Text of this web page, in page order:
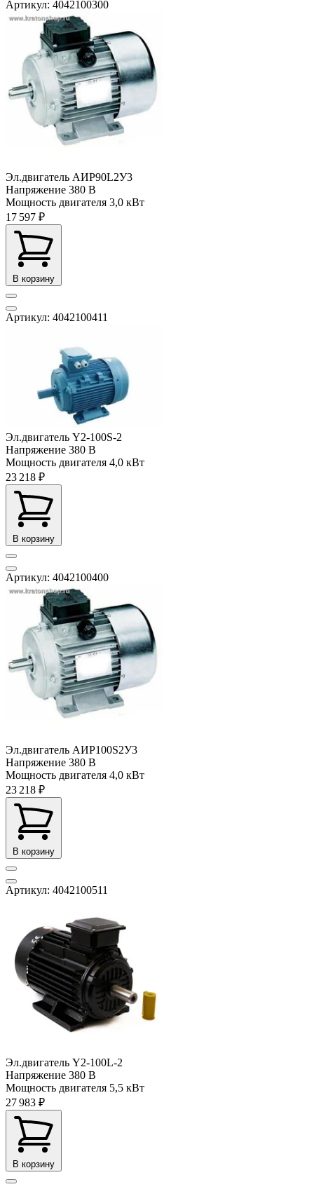
Артикул: 4042100300
Эл.двигатель АИР90L2У3
Напряжение 380 В
Мощность двигателя 3,0 кВт
17 597 ₽
В корзину
Артикул: 4042100411
Эл.двигатель Y2-100S-2
Напряжение 380 В
Мощность двигателя 4,0 кВт
23 218 ₽
В корзину
Артикул: 4042100400
Эл.двигатель АИР100S2У3
Напряжение 380 В
Мощность двигателя 4,0 кВт
23 218 ₽
В корзину
Артикул: 4042100511
Эл.двигатель Y2-100L-2
Напряжение 380 В
Мощность двигателя 5,5 кВт
27 983 ₽
В корзину